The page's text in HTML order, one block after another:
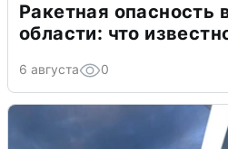
Ракетная опасность
области: что
6 августа 0